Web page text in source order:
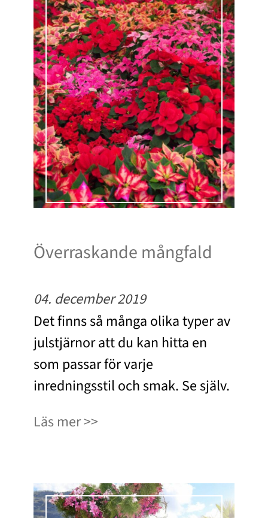
Överraskande mångfald
04. december 2019
Det finns så många olika typer av
julstjärnor att du kan hitta en
som passar för varje
inredningsstil och smak. Se själv.
Läs mer